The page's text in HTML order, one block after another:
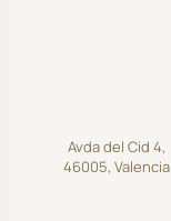
Avda del Cid 4,
46005, Valencia